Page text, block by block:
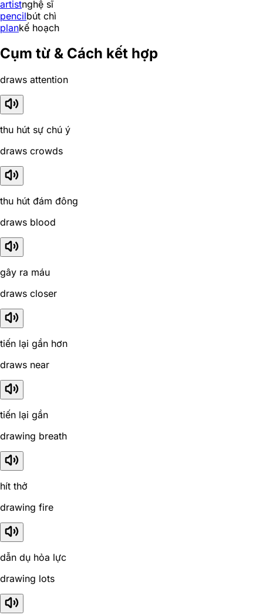
artistnghệ sĩ
pencilbút chì
plankế hoạch
Cụm từ & Cách kết hợp
draws attention
thu hút sự chú ý
draws crowds
thu hút đám đông
draws blood
gây ra máu
draws closer
tiến lại gần hơn
draws near
tiến lại gần
drawing breath
hít thở
drawing fire
dẫn dụ hỏa lực
drawing lots